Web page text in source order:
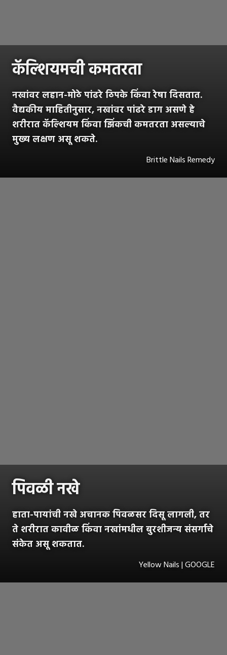
कॅल्शियमची कमतरता
नखांवर लहान-मोठे पांढरे ठिपके किंवा रेषा दिसतात.
वैद्यकीय माहितीनुसार, नखांवर पांढरे डाग असणे हे
शरीरात कॅल्शियम किंवा झिंकची कमतरता असल्याचे
मुख्य लक्षण असू शकते.
Brittle Nails Remedy
पिवळी नखे
हाता-पायांची नखे अचानक पिवळसर दिसू लागली, तर
ते शरीरात कावीळ किंवा नखांमधील बुरशीजन्य संसर्गाचे
संकेत असू शकतात.
Yellow Nails | GOOGLE